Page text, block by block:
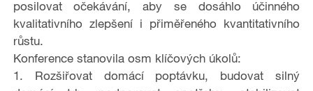
posilovat očekávání, aby se dosáhlo účinného
kvalitativního zlepšení i přiměřeného kvantitativního
růstu.
Konference stanovila osm klíčových úkolů:
1.
Rozšiřovat domácí poptávku, budovat silný